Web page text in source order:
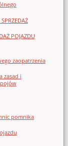
POJAZDU
zaopatrzenia
zasad i
pomnika